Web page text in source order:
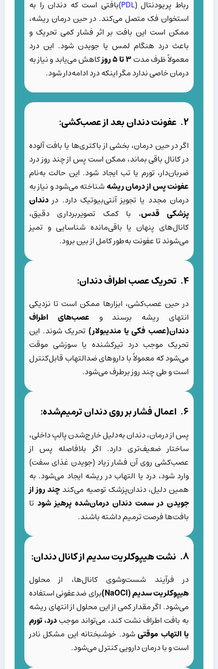
رباط پریودنتال (PDL)بافتی است که دندان را به
استخوان فک متصل می‌کند. در حین درمان ریشه،
ممکن است این بافت بر اثر فشار کمی تحریک و
باعث درد هنگام لمس یا جویدن شود. این درد
معمولاً ظرف مدت۳تا۵روزکاهش می‌یابد و نیاز به
درمان خاصی ندارد مگر اینکه درد ادامه‌دار شود.
۲. عفونت دندان بعد از عصب‌کشی:
اگر در حین درمان، بخشی از باکتری‌ها یا بافت آلوده
در کانال باقی بماند، ممکن است پس از چند روز درد
ضربان‌دار، تورم یا تب ایجاد شود. این حالت به‌نام
عفونت پس از درمان ریشهشناخته می‌شود و نیاز به
درمان مجدد یا تجویز آنتی‌بیوتیک دارد. در دندان
پزشکی قدس، با کمک تصویربرداری دقیق،
کانال‌های پنهان یا باقی‌مانده شناسایی و تمیز
می‌شوند تا عفونت به‌طور کامل از بین برود.
۴. تحریک عصب اطراف دندان:
در حین عصب‌کشی، ابزارها ممکن است تا نزدیکی
انتهای ریشه برسند و عصب‌های اطراف
دندان(عصب فکی یا مندیبولار) تحریک شوند. این
تحریک موجب درد تیرکشنده یا سوزشی موقت
می‌شود که معمولاً با داروهای ضدالتهاب قابل‌کنترل
است و طی چند روز برطرف می‌شود.
۶. اعمال فشار بر روی دندان ترمیم‌شده:
پس از درمان، دندان به‌دلیل خارج‌شدن پالپ داخلی،
ساختار ضعیف‌تری دارد. اگر بلافاصله پس از
عصب‌کشی روی آن فشار زیاد (جویدن غذای سفت)
وارد شود، درد یا التهاب در ریشه ایجاد می‌شود. به
همین دلیل، دندان‌پزشک توصیه می‌کند چند روز از
جویدن در سمت دندان درمان‌شده پرهیز شود تا
بافت‌ها فرصت ترمیم داشته باشند.
۸. نشت هیپوکلریت سدیم از کانال دندان:
در فرآیند شست‌وشوی کانال‌ها، از محلول
هیپوکلریت سدیم(NaOCl)
برای ضدعفونی استفاده
می‌شود. اگر مقدار کمی از این محلول از انتهای ریشه
به بافت اطراف نشت کند، می‌تواند موجبدرد، تورم
یا التهاب موقتیشود. خوشبختانه این مشکل نادر
است و با درمان دارویی کنترل می‌شود.